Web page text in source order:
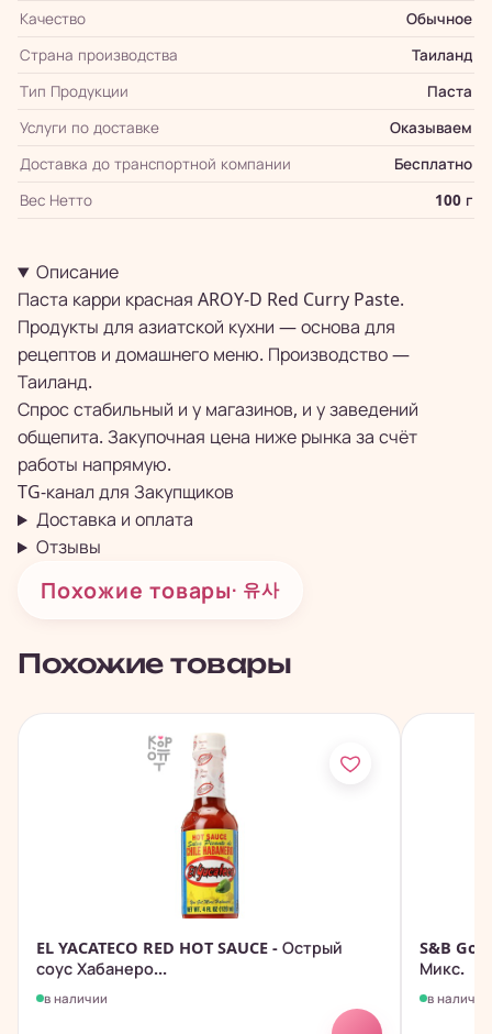
Качество
Обычное
Страна производства
Таиланд
Тип Продукции
Паста
Услуги по доставке
Оказываем
Доставка до транспортной компании
Бесплатно
Вес Нетто
100 г
Описание
Паста карри красная AROY-D Red Curry Paste.
Продукты для азиатской кухни — основа для
рецептов и домашнего меню. Производство —
Таиланд.
Спрос стабильный и у магазинов, и у заведений
общепита. Закупочная цена ниже рынка за счёт
работы напрямую.
TG-канал для Закупщиков
Доставка и оплата
Отзывы
Похожие товары· 유사
Похожие товары
EL YACATECO RED HOT SAUCE - Острый
соус Хабанеро...
в наличии
S&B
Микс.
в наличии